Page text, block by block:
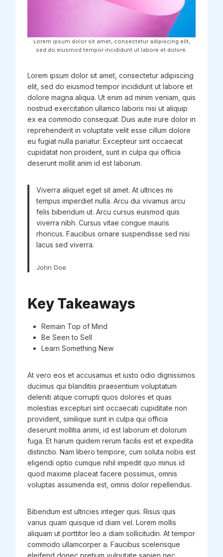
Lorem ipsum dolor sit amet, consectetur adipiscing elit,
sed do eiusmod tempor incididunt ut labore et dolore.
Lorem ipsum dolor sit amet, consectetur adipiscing
elit, sed do eiusmod tempor incididunt ut labore et
dolore magna aliqua. Ut enim ad minim veniam, quis
nostrud exercitation ullamco laboris nisi ut aliquip
ex ea commodo consequat. Duis aute irure dolor in
reprehenderit in voluptate velit esse cillum dolore
eu fugiat nulla pariatur. Excepteur sint occaecat
cupidatat non proident, sunt in culpa qui officia
deserunt mollit anim id est laborum.
Viverra aliquet eget sit amet. At ultrices mi
tempus imperdiet nulla. Arcu dui vivamus arcu
felis bibendum ut. Arcu cursus euismod quis
viverra nibh. Cursus vitae congue mauris
rhoncus. Faucibus ornare suspendisse sed nisi
lacus sed viverra.
John Doe
Key Takeaways
Remain Top of Mind
Be Seen to Sell
Learn Something New
At vero eos et accusamus et iusto odio dignissimos
ducimus qui blanditiis praesentium voluptatum
deleniti atque corrupti quos dolores et quas
molestias excepturi sint occaecati cupiditate non
provident, similique sunt in culpa qui officia
deserunt mollitia animi, id est laborum et dolorum
fuga. Et harum quidem rerum facilis est et expedita
distinctio. Nam libero tempore, cum soluta nobis est
eligendi optio cumque nihil impedit quo minus id
quod maxime placeat facere possimus, omnis
voluptas assumenda est, omnis dolor repellendus.
Bibendum est ultricies integer quis. Risus quis
varius quam quisque id diam vel. Lorem mollis
aliquam ut porttitor leo a diam sollicitudin. At tempor
commodo ullamcorper a. Faucibus scelerisque
eleifend donec pretium vulputate sapien nec.